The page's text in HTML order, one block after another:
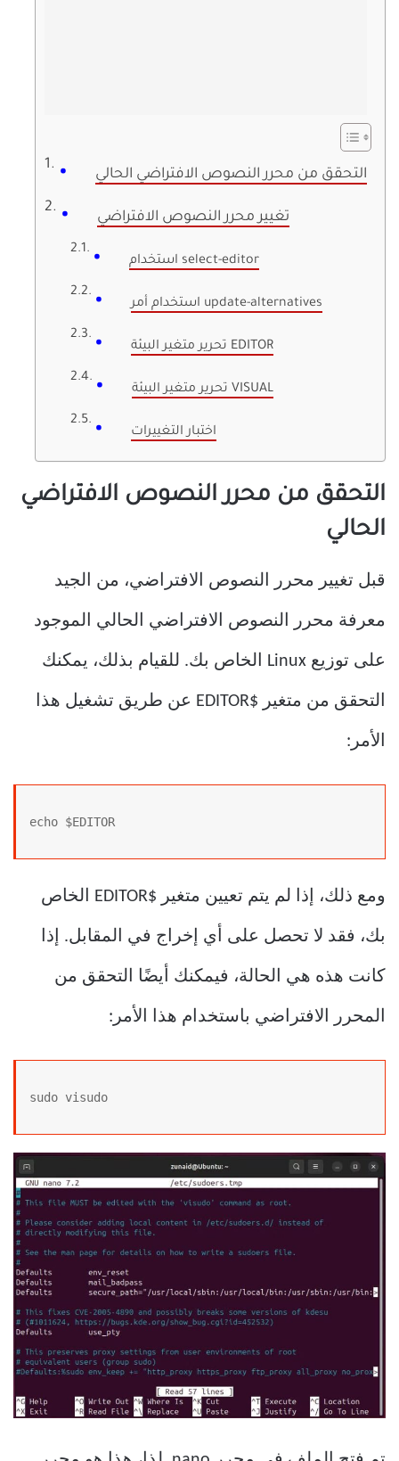
التحقق من محرر النصوص الافتراضي الحالي
تغيير محرر النصوص الافتراضي
استخدام select-editor
استخدام أمر update-alternatives
تحرير متغير البيئة EDITOR
تحرير متغير البيئة VISUAL
اختبار التغييرات
التحقق من محرر النصوص الافتراضي
الحالي
قبل تغيير محرر النصوص الافتراضي، من الجيد
معرفة محرر النصوص الافتراضي الحالي الموجود
على توزيع Linux الخاص بك. للقيام بذلك، يمكنك
التحقق من متغير $EDITOR عن طريق تشغيل هذا
الأمر:
echo $EDITOR
ومع ذلك، إذا لم يتم تعيين متغير $EDITOR الخاص
بك، فقد لا تحصل على أي إخراج في المقابل. إذا
كانت هذه هي الحالة، فيمكنك أيضًا التحقق من
المحرر الافتراضي باستخدام هذا الأمر:
sudo visudo